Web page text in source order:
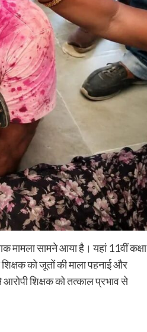
सामने आया है। यहां 11वीं कक्षा
को जूतों की माला पहनाई और
आरोपी शिक्षक को तत्काल प्रभाव से